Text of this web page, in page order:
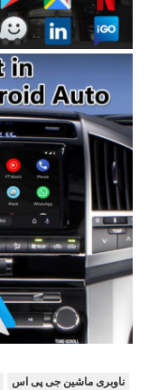
ناوبری ماشین جی پی اس